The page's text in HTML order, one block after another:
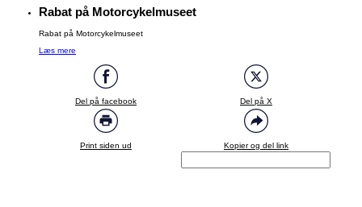
Rabat på Motorcykelmuseet
Rabat på Motorcykelmuseet
Læs mere
Del på facebook Del på X
Print siden ud Kopier og del link